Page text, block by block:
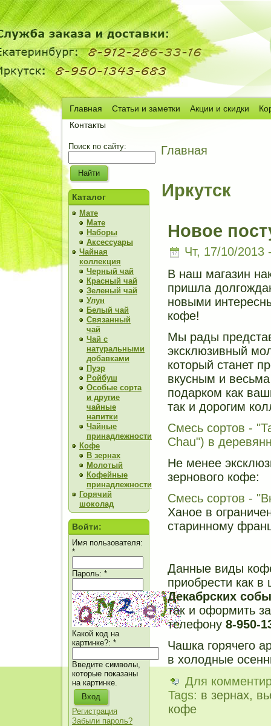
Главная Статьи и заметки Акции и скидки
Контакты
Поиск по сайту:
Каталог
Мате
Мате
Наборы
Аксессуары
Чайная
коллекция
Черный чай
Красный чай
Зеленый чай
Улун
Белый чай
Связанный
чай
Чай с
натуральными
добавками
Пуэр
Ройбуш
Особые сорта
и другие
чайные
напитки
Чайные
принадлежности
Кофе
В зернах
Молотый
Кофейные
принадлежности
Горячий
шоколад
Войти:
Имя пользователя:
*
Пароль: *
Какой код на
картинке?: *
Введите символы,
которые показаны
на картинке.
Регистрация
Забыли пароль?
Главная
Иркутск
Новое
Чт, 17/10/2013
В наш магазин
пришла
новыми
кофе!
Мы рады
эксклюзивный
который станет
вкусным и
подарком как
так и дорогим
Смесь сортов -
Chau") в
Не менее
зернового кофе:
Смесь сортов -
Ханое в
старинному
Данные виды
приобрести как
Декабрских
так и оформить
телефону 8-950-
Чашка горячего
в холодные
Для
Tags: в зернах,
кофе